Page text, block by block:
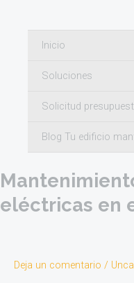
contenidoInicio
Soluciones
Solicitud
Blog Tu edificio
eléctricas en
Deja un comentario /
Mantenimiento
reparaciones
eléctricas
de
entradas